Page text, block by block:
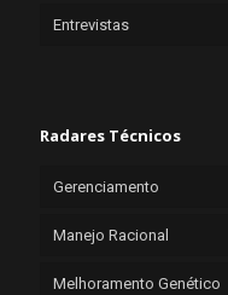
Entrevistas
Radares Técnicos
Gerenciamento
Manejo Racional
Melhoramento Genético